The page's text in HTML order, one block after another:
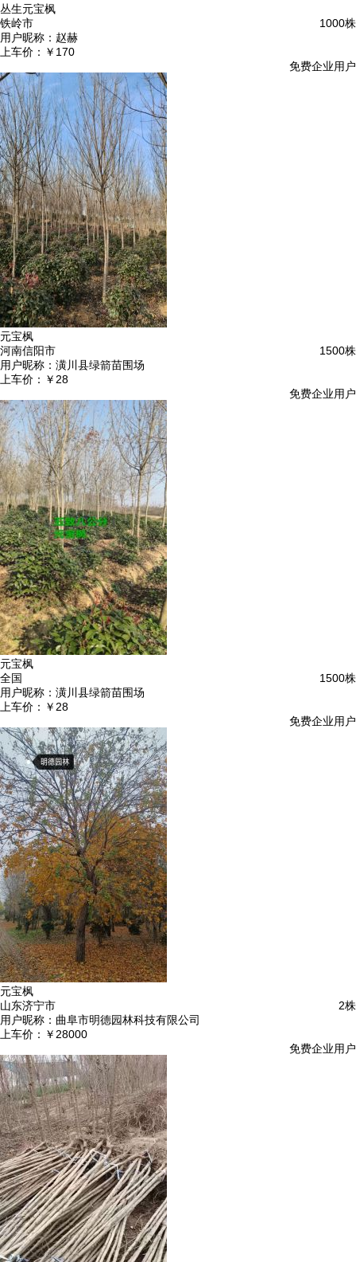
丛生元宝枫
1000株
铁岭市
用户昵称： 赵赫
上车价： ￥170
免费企业用户
元宝枫
1500株
河南信阳市
用户昵称： 潢川县绿箭苗围场
上车价： ￥28
免费企业用户
元宝枫
1500株
全国
用户昵称： 潢川县绿箭苗围场
上车价： ￥28
免费企业用户
元宝枫
2株
山东济宁市
用户昵称： 曲阜市明德园林科技有限公司
上车价： ￥28000
免费企业用户